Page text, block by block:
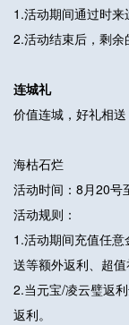
1.活动期间通过时来
2.活动结束后，剩余
连城礼
价值连城，好礼相送
海枯石烂
活动时间：8月20号
活动规则：
1.活动期间充值任
送等额外返利、超值
2.当元宝/凌云璧返
返利。